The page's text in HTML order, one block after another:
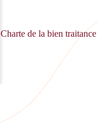
Charte de la bien traitance